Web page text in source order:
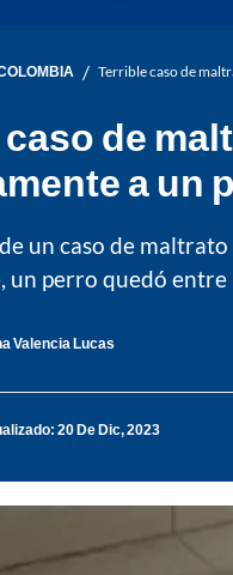
/ Terrible caso de
de
a un
un caso de
un perro quedó entre
Valencia Lucas
20 De Dic, 2023